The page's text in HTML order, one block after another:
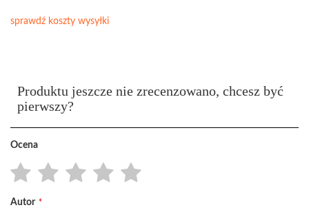
sprawdź koszty wysyłki
Produktu jeszcze nie zrecenzowano, chcesz być
pierwszy?
Ocena
star
stars
stars
stars
stars
Autor